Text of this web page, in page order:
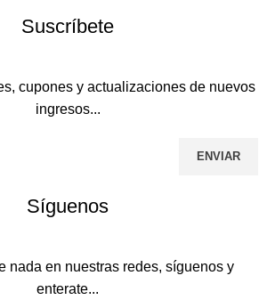
Suscríbete
cupones y actualizaciones de nuevos
ingresos...
Síguenos
nada en nuestras redes, síguenos y
enterate...